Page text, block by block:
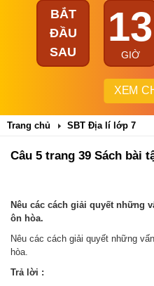
BẮT
ĐẦU
SAU
13
GIỜ
XEM
Trang chủ SBT Địa lí lớp 7
Câu 5 trang 39 Sách bài
Nêu các cách giải quyết những
ôn hòa.
Nêu các cách giải quyết những
hòa.
Trả lời :